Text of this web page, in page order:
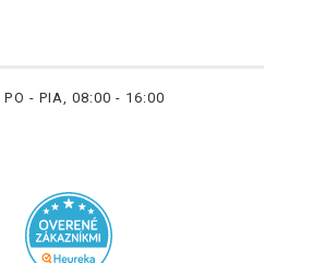
PO - PIA, 08:00 - 16:00